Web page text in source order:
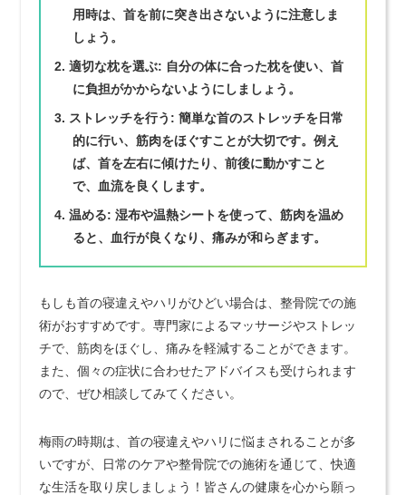
用時は、首を前に突き出さないように注意しま
しょう。
適切な枕を選ぶ: 自分の体に合った枕を使い、首
に負担がかからないようにしましょう。
ストレッチを行う : 簡単な首のストレッチを日常
的に行い、筋肉をほぐすことが大切です。例え
ば、首を左右に傾けたり、前後に動かすこと
で、血流を良くします。
温める: 湿布や温熱シートを使って、筋肉を温め
ると、血行が良くなり、痛みが和らぎます。
もしも首の寝違えやハリがひどい場合は、整骨院での施
術がおすすめです。専門家によるマッサージやストレッ
チで、筋肉をほぐし、痛みを軽減することができます。
また、個々の症状に合わせたアドバイスも受けられます
ので、ぜひ相談してみてください。
梅雨の時期は、首の寝違えやハリに悩まされることが多
いですが、日常のケアや整骨院での施術を通じて、快適
な生活を取り戻しましょう！皆さんの健康を心から願っ